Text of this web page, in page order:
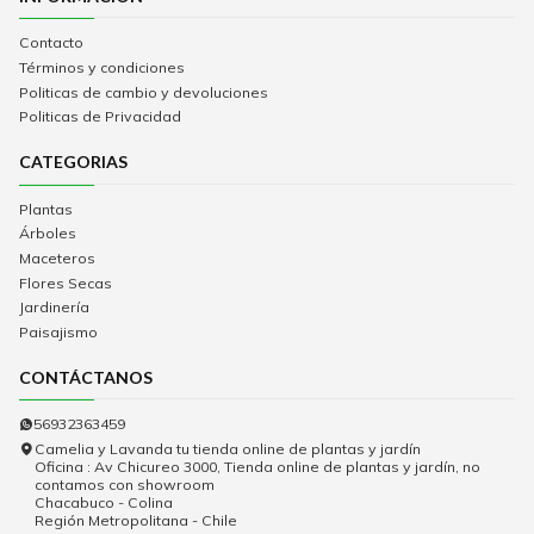
Contacto
Términos y condiciones
Politicas de cambio y devoluciones
Politicas de Privacidad
CATEGORIAS
Plantas
Árboles
Maceteros
Flores Secas
Jardinería
Paisajismo
CONTÁCTANOS
56932363459
Camelia y Lavanda tu tienda online de plantas y jardín
Oficina : Av Chicureo 3000, Tienda online de plantas y jardín, no
contamos con showroom
Chacabuco - Colina
Región Metropolitana - Chile